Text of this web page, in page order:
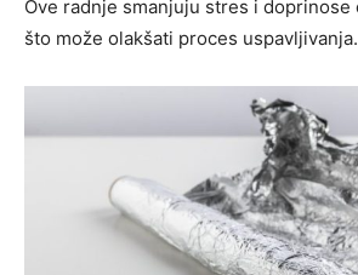
Ove radnje smanjuju stres i
što može olakšati proces uspavljivanja.